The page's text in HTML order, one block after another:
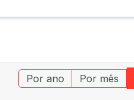
Por ano Por mês